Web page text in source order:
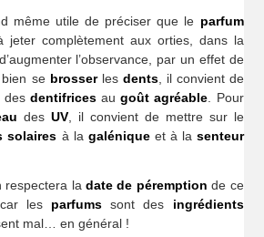
même utile de préciser que le parfum
jeter complètement aux orties, dans la
l’observance, par un effet de
se brosserles dents, il convient de
desdentifrices augoût agréable. Pour
desUV, il convient de mettre sur le
solaires à la galéniqueet à la senteur
respectera ladate de péremption de ce
les parfums sont des ingrédients
mal… en général !